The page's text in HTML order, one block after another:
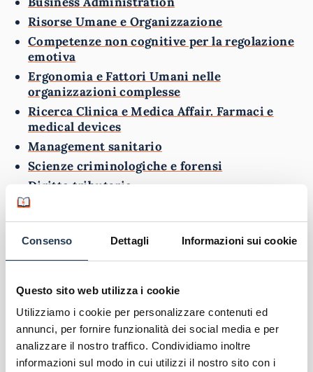
Consenso Dettagli Informazioni sui cookie
Questo sito web utilizza i cookie
Utilizziamo i cookie per personalizzare contenuti ed
annunci, per fornire funzionalità dei social media e per
analizzare il nostro traffico. Condividiamo inoltre
informazioni sul modo in cui utilizzi il nostro sito con i
Risorse Umane e Organizzazione
Competenze non cognitive per la regolazione
emotiva
Ergonomia e Fattori Umani nelle
organizzazioni complesse
Ricerca Clinica e Medica Affair. Farmaci e
medical devices
Management sanitario
Scienze criminologiche e forensi
Diritto tributario
Governo del territorio
Scienze della Pubblica Amministrazione
Cybermind
Cyber Industry Defense and Advanced Mobile
Gestione Amministrativa e Finanziaria
d’Impresa
Se ti interessa iscriverti a uno di questi percorsi,
contatta pure i nostri orientatori compilando il